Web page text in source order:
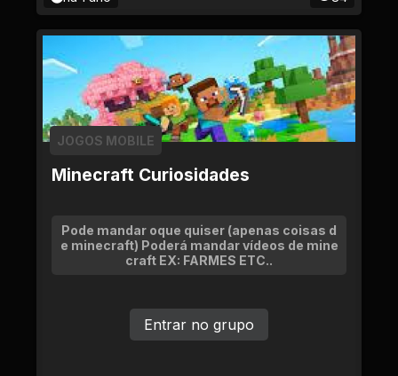
Minecraft Curiosidades
JOGOS MOBILE
Pode mandar oque quiser (apenas coisas d
e minecraft) Poderá mandar vídeos de mine
craft EX: FARMES ETC..
Entrar no grupo